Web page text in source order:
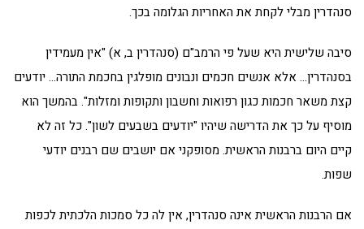
סנהדרין מבלי לקחת את האחריות הגלומה בכך.
סיבה שלישית היא שעל פי הרמב"ם (סנהדרין ב, א) "אין מעמידין
בסנהדרין… אלא אנשים חכמים ונבונים מופלגין בחכמת התורה… יודעים
קצת משאר חכמות כגון רפואות וחשבון ותקופות ומזלות". בהמשך הוא
מוסיף על כך את הדרישה שיהיו "יודעים בשבעים לשון". כל זה לא
קיים היום ברבנות הראשית. מסופקני אם יושבים שם רבנים יודעי
שפות.
אם הרבנות הראשית אינה סנהדרין, אין לה כל סמכות הלכתית לכפות